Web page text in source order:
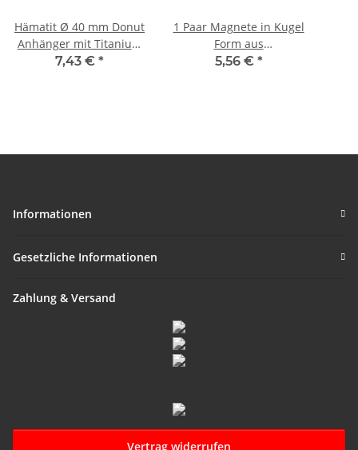
Hämatit Ø 40 mm Donut
Anhänger mit Titanium
bedampft schöne
7,43 € *
1 Paar Magnete in Kugel
Form aus
magnetisiertem Hämatit
5,56 € *
Informationen
Gesetzliche Informationen
Zahlung & Versand
Vertrag widerrufen